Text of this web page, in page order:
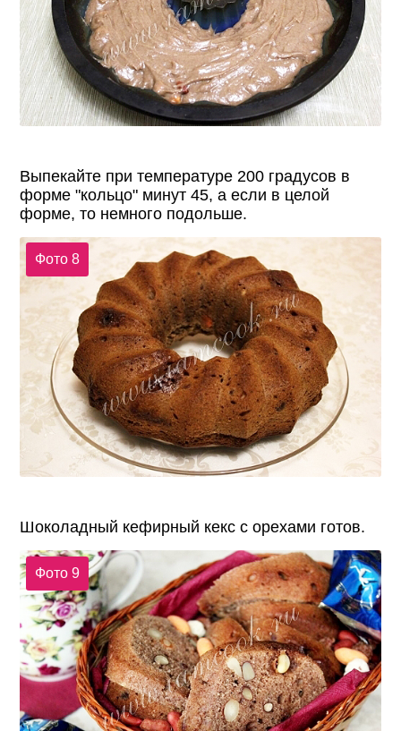
Выпекайте при температуре 200 градусов в
форме "кольцо" минут 45, а если в целой
форме, то немного подольше.
Фото 8
Шоколадный кефирный кекс с орехами готов.
Фото 9